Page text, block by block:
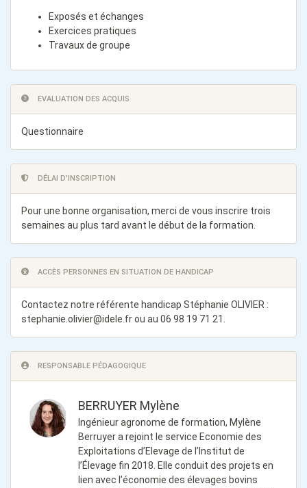
Exposés et échanges
Exercices pratiques
Travaux de groupe
EVALUATION DES ACQUIS
Questionnaire
DÉLAI D'INSCRIPTION
Pour une bonne organisation, merci de vous inscrire trois
semaines au plus tard avant le début de la formation.
ACCÈS PERSONNES EN SITUATION DE HANDICAP
Contactez notre référente handicap Stéphanie OLIVIER :
stephanie.olivier@idele.frou au 06 98 19 71 21.
RESPONSABLE PÉDAGOGIQUE
BERRUYER Mylène
Ingénieur agronome de formation, Mylène
Berruyer a rejoint le service Economie des
Exploitations d’Elevage de l’Institut de
l’Élevage fin 2018. Elle conduit des projets en
lien avec l’économie des élevages bovins